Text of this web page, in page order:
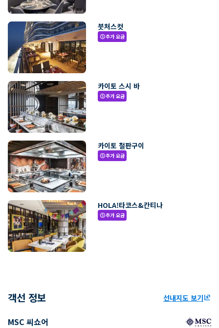
붓처스컷
paid추가 요금
카이토 스시 바
paid추가 요금
카이토 철판구이
paid추가 요금
HOLA!타코스&칸티나
paid추가 요금
객선 정보 선내지도 보기ungroup
MSC 씨쇼어